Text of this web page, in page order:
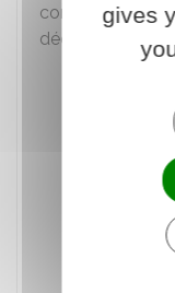
commissaire de
déontologiques
La
être
Le
pas
de
gives